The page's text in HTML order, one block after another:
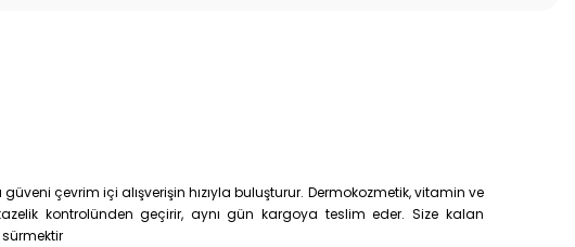
çevrim içi alışverişin hızıyla buluşturur. Dermokozmetik, vitamin ve
kontrolünden geçirir, aynı gün kargoya teslim eder. Size kalan